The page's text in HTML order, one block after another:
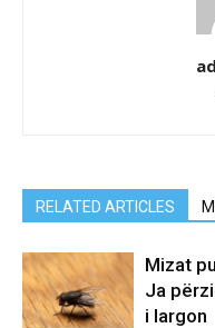
RELATED ARTICLES
Mizat
Ja
i largon